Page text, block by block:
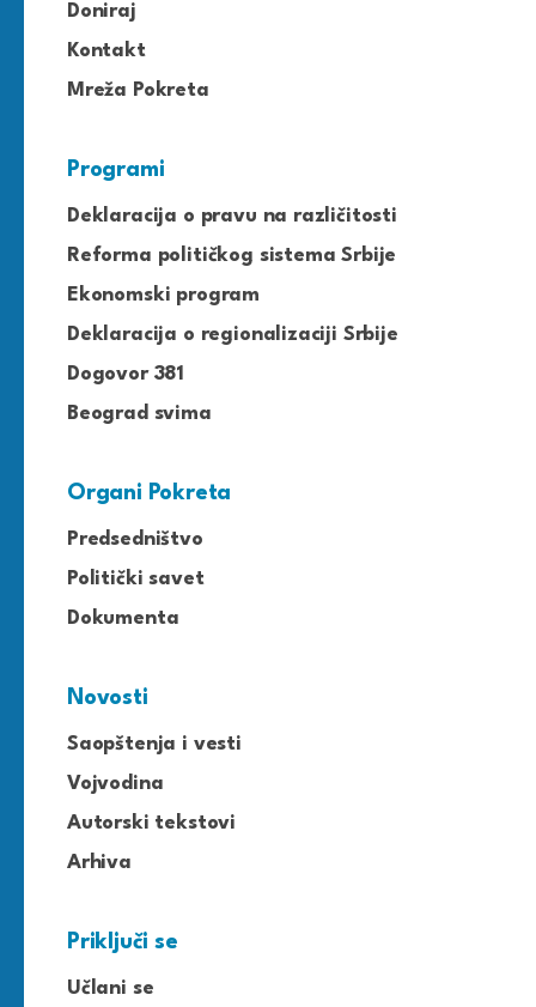
Doniraj
Kontakt
Mreža Pokreta
Programi
Deklaracija o pravu na različitosti
Reforma političkog sistema Srbije
Ekonomski program
Deklaracija o regionalizaciji Srbije
Dogovor 381
Beograd svima
Organi Pokreta
Predsedništvo
Politički savet
Dokumenta
Novosti
Saopštenja i vesti
Vojvodina
Autorski tekstovi
Arhiva
Priključi se
Učlani se